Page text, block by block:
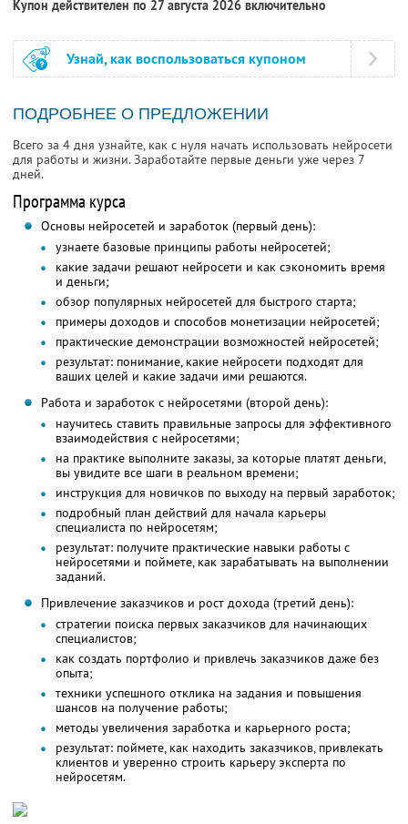
Купон действителен по 27 августа 2026 включительно
Узнай, как воспользоваться купоном
ПОДРОБНЕЕ О ПРЕДЛОЖЕНИИ
Всего за 4 дня узнайте, как с нуля начать использовать нейросети
для работы и жизни. Заработайте первые деньги уже через 7
дней.
Программа курса
Основы нейросетей и заработок (первый день):
узнаете базовые принципы работы нейросетей;
какие задачи решают нейросети и как сэкономить время
и деньги;
обзор популярных нейросетей для быстрого старта;
примеры доходов и способов монетизации нейросетей;
практические демонстрации возможностей нейросетей;
результат: понимание, какие нейросети подходят для
ваших целей и какие задачи ими решаются.
Работа и заработок с нейросетями (второй день):
научитесь ставить правильные запросы для эффективного
взаимодействия с нейросетями;
на практике выполните заказы, за которые платят деньги,
вы увидите все шаги в реальном времени;
инструкция для новичков по выходу на первый заработок;
подробный план действий для начала карьеры
специалиста по нейросетям;
результат: получите практические навыки работы с
нейросетями и поймете, как зарабатывать на выполнении
заданий.
Привлечение заказчиков и рост дохода (третий день):
стратегии поиска первых заказчиков для начинающих
специалистов;
как создать портфолио и привлечь заказчиков даже без
опыта;
техники успешного отклика на задания и повышения
шансов на получение работы;
методы увеличения заработка и карьерного роста;
результат: поймете, как находить заказчиков, привлекать
клиентов и уверенно строить карьеру эксперта по
нейросетям.